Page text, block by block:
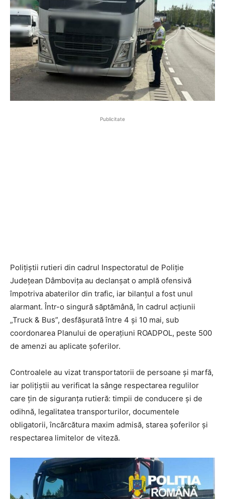
Publicitate
Polițiștii rutieri din cadrul Inspectoratul de Poliție
Județean Dâmbovița au declanșat o amplă ofensivă
împotriva abaterilor din trafic, iar bilanțul a fost unul
alarmant. Într-o singură săptămână, în cadrul acțiunii
„Truck & Bus”, desfășurată între 4 și 10 mai, sub
coordonarea Planului de operațiuni ROADPOL, peste 500
de amenzi au aplicate șoferilor.
Controalele au vizat transportatorii de persoane și marfă,
iar polițiștii au verificat la sânge respectarea regulilor
care țin de siguranța rutieră: timpii de conducere și de
odihnă, legalitatea transporturilor, documentele
obligatorii, încărcătura maxim admisă, starea șoferilor și
respectarea limitelor de viteză.